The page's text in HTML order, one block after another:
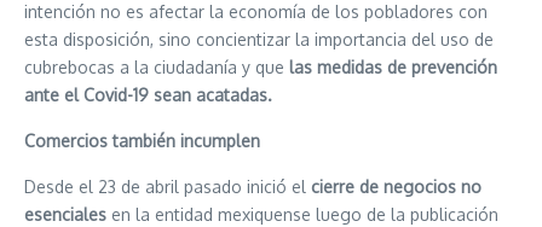
intención no es afectar la economía de los pobladores con
esta disposición, sino concientizar la importancia del uso de
cubrebocas a la ciudadanía y que las medidas de prevención
ante el Covid-19 sean acatadas.
Comercios también incumplen
Desde el 23 de abril pasado inició el cierre de negocios no
esenciales en la entidad mexiquense luego de la publicación